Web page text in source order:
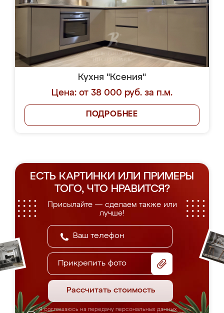
Кухня "Ксения"
Цена: от 38 000 руб. за п.м.
ПОДРОБНЕЕ
ЕСТЬ КАРТИНКИ ИЛИ ПРИМЕРЫ
ТОГО, ЧТО НРАВИТСЯ?
Присылайте — сделаем также или
лучше!
Прикрепить фото
Рассчитать стоимость
Я соглашаюсь на передачу персональных данных